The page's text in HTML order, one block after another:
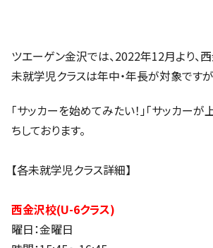
ツエーゲン金沢では、2022年12月より、
未就学児クラスは年中・年長が対象です
「サッカーを始めてみたい！」「サッカー
ちしております。
【各未就学児クラス詳細】
西金沢校(U-6クラス)
曜日：金曜日